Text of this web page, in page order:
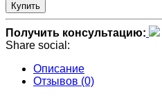
Купить
Получить консультацию:
Share social:
Описание
Отзывов (0)